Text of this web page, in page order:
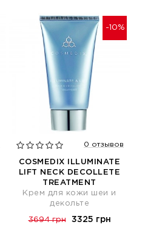
-10%
0 отзывов
COSMEDIX ILLUMINATE
LIFT NECK DECOLLETE
TREATMENT
Крем для кожи шеи и
декольте
3694 грн 3325 грн